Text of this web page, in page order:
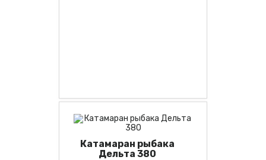
Катамаран рыбака
Дельта 380